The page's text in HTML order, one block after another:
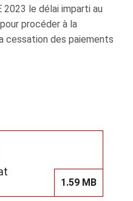
2023 le délai imparti au
procéder à la
cessation des paiements
1.59 MB